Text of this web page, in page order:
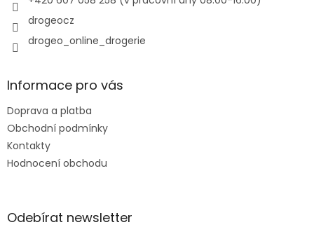
drogeocz
drogeo_online_drogerie
Informace pro vás
Doprava a platba
Obchodní podmínky
Kontakty
Hodnocení obchodu
Odebírat newsletter